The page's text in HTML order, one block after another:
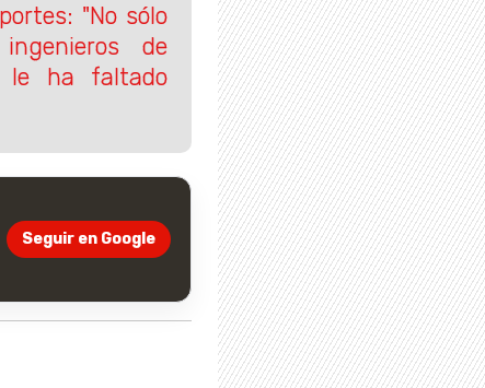
"No sólo
de
le ha faltado
Seguir en Google